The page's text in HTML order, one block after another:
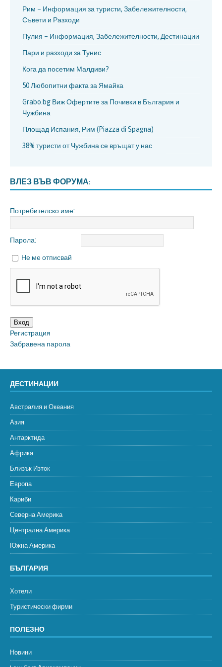
Рим – Информация за туристи, Забележителности,
Съвети и Разходи
Пулия – Информация, Забележителности, Дестинации
Пари и разходи за Тунис
Кога да посетим Малдиви?
50 Любопитни факта за Ямайка
Grabo.bg Виж Офертите за Почивки в България и
Чужбина
Площад Испания, Рим (Piazza di Spagna)
38% туристи от Чужбина се връщат у нас
ВЛЕЗ ВЪВ ФОРУМА:
Потребителско име:
Парола:
Не ме отписвай
Вход
Регистрация
Забравена парола
ДЕСТИНАЦИИ
Австралия и Океания
Азия
Антарктида
Африка
Близък Изток
Европа
Кариби
Северна Америка
Централна Америка
Южна Америка
БЪЛГАРИЯ
Хотели
Туристически фирми
ПОЛЕЗНО
Новини